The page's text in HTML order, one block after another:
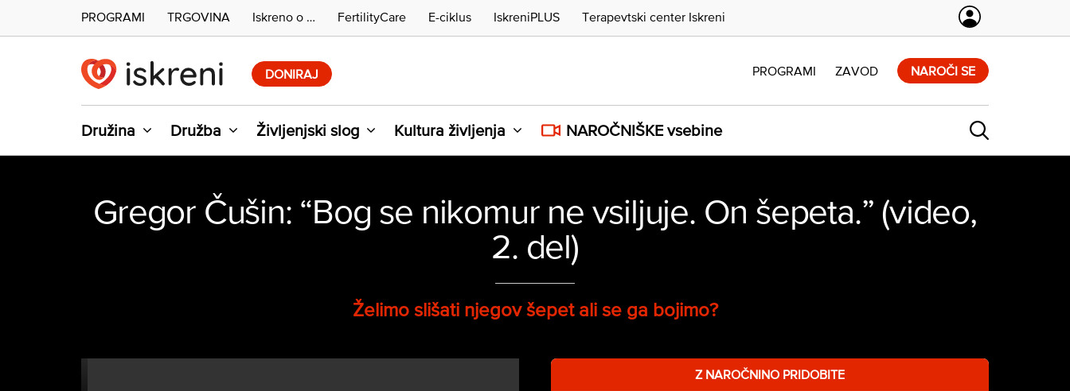
DONIRAJ
Družina Družba Življenjski slog Kultura življenja NAROČNIŠKE vsebine
PROGRAMI ZAVOD NAROČI SE
PROGRAMI TRGOVINA Iskreno o … FertilityCare E-ciklus IskreniPLUS Terapevtski center Iskreni
Gregor Čušin: “Bog se nikomur ne vsiljuje. On šepeta.” (video,
2. del)
Želimo slišati njegov šepet ali se ga bojimo?
Z NAROČNINO PRIDOBITE